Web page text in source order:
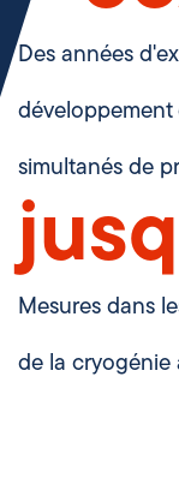
Des années
développement
simultanés de
Mesures dans
de la cryogénie